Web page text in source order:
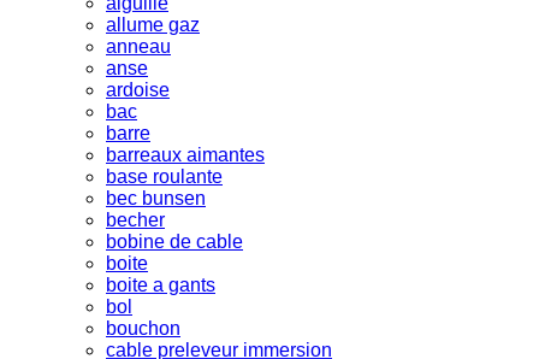
allume gaz
anneau
anse
ardoise
bac
barre
barreaux aimantes
base roulante
bec bunsen
becher
bobine de cable
boite
boite a gants
bol
bouchon
cable preleveur immersion